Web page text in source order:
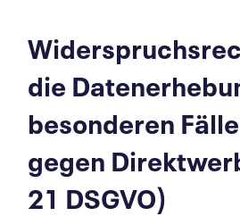
die
besonderen
gegen
21 DSGVO)